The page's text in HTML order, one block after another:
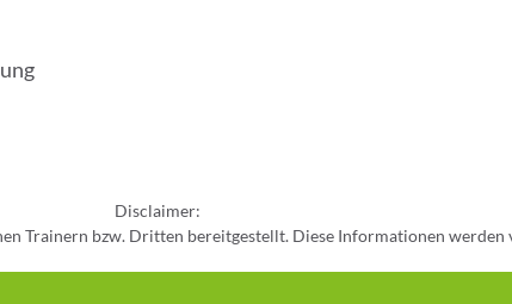
Disclaimer:
Trainern bzw. Dritten bereitgestellt. Diese Informationen werden